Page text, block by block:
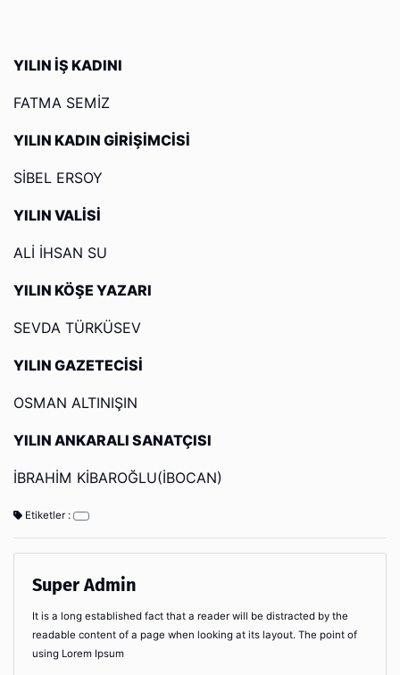
YILIN İŞ KADINI
FATMA SEMİZ
YILIN KADIN GİRİŞİMCİSİ
SİBEL ERSOY
YILIN VALİSİ
ALİ İHSAN SU
YILIN KÖŞE YAZARI
SEVDA TÜRKÜSEV
YILIN GAZETECİSİ
OSMAN ALTINIŞIN
YILIN ANKARALI SANATÇISI
İBRAHİM KİBAROĞLU(İBOCAN)
Etiketler :
Super Admin
It is a long established fact that a reader will be distracted by the
readable content of a page when looking at its layout. The point of
using Lorem Ipsum